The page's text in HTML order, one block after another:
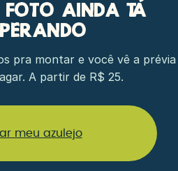
foto ainda tá
pra montar e você vê a prévia
A partir de R$ 25.
meu azulejo